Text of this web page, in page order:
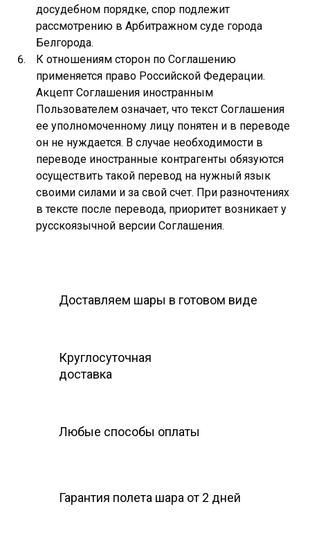
досудебном порядке, спор подлежит
рассмотрению в Арбитражном суде города
Белгорода.
К отношениям сторон по Соглашению
применяется право Российской Федерации.
Акцепт Соглашения иностранным
Пользователем означает, что текст Соглашения
ее уполномоченному лицу понятен и в переводе
он не нуждается. В случае необходимости в
переводе иностранные контрагенты обязуются
осуществить такой перевод на нужный язык
своими силами и за свой счет. При разночтениях
в тексте после перевода, приоритет возникает у
русскоязычной версии Соглашения.
Доставляем шары в готовом виде
Круглосуточная
доставка
Любые способы оплаты
Гарантия полета шара от 2 дней